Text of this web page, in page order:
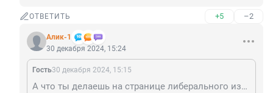
ОТВЕТИТЬ +5 –2
Алик-1
30 декабря 2024, 15:24
Гость30 декабря 2024, 15:15
А что ты делаешь на странице либерального издания?